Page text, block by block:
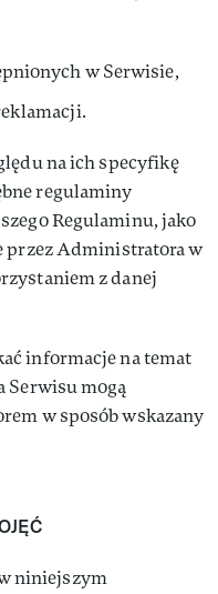
w Serwisie,
na ich specyfikę
regulaminy
Regulaminu, jako
przez Administratora w
z danej
informacje na temat
Serwisu mogą
w sposób wskazany
niniejszym